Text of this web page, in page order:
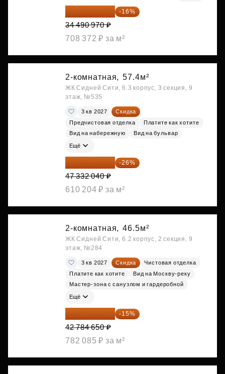
28 972 415 ₽ -16%
34 490 970 ₽
708 372 ₽ за м²
2-комнатная, 57.4м²
ЖК Сидней Сити, 6.3 корпус, 3 секция, 9
этаж, №535
3 кв 2027
Скидка
Предчистовая отделка
Платите как хотите
Вид на набережную
Вид на бульвар
Ещё
35 025 710 ₽ -26%
47 332 040 ₽
610 204 ₽ за м²
2-комнатная, 46.5м²
ЖК Сидней Сити, 6.2 корпус, 2 секция, 9
этаж, №284
3 кв 2027 Скидка
Чистовая отделка
Платите как хотите
Вид на Москву-реку
Мастер-зона с санузлом и гардеробной
Ещё
36 366 953 ₽ -15%
42 784 650 ₽
782 085 ₽ за м²